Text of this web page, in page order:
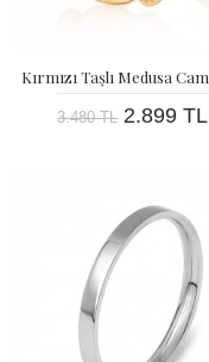
3.480 TL 2.899 TL